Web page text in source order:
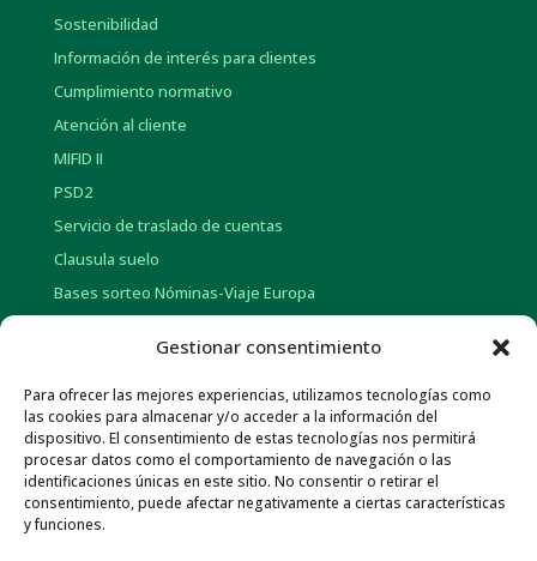
Gestionar consentimiento
Para ofrecer las mejores experiencias, utilizamos tecnologías como
las cookies para almacenar y/o acceder a la información del
dispositivo. El consentimiento de estas tecnologías nos permitirá
procesar datos como el comportamiento de navegación o las
identificaciones únicas en este sitio. No consentir o retirar el
consentimiento, puede afectar negativamente a ciertas características
y funciones.
Sostenibilidad
Información de interés para clientes
Cumplimiento normativo
Atención al cliente
MIFID II
PSD2
Servicio de traslado de cuentas
Clausula suelo
Bases sorteo Nóminas-Viaje Europa
INFORMACIÓN CORPORATIVA
Historia
Información social
Memorias Anuales